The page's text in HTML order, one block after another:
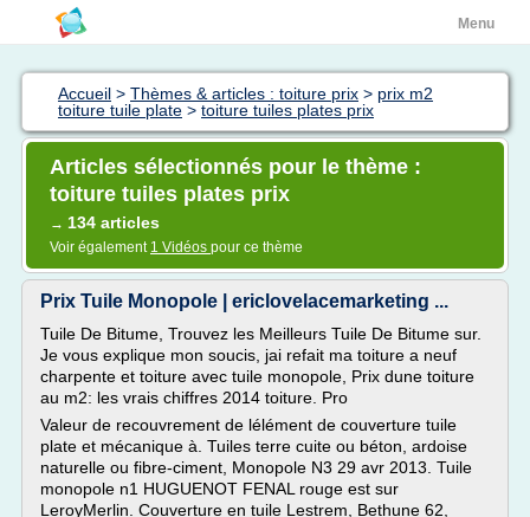
Menu
Accueil > Thèmes & articles : toiture prix > prix m2
toiture tuile plate > toiture tuiles plates prix
Articles sélectionnés pour le thème :
toiture tuiles plates prix
→ 134 articles
Voir également 1 Vidéos pour ce thème
Prix Tuile Monopole | ericlovelacemarketing ...
Tuile De Bitume, Trouvez les Meilleurs Tuile De Bitume sur.
Je vous explique mon soucis, jai refait ma toiture a neuf
charpente et toiture avec tuile monopole, Prix dune toiture
au m2: les vrais chiffres 2014 toiture. Pro
Valeur de recouvrement de lélément de couverture tuile
plate et mécanique à. Tuiles terre cuite ou béton, ardoise
naturelle ou fibre-ciment, Monopole N3 29 avr 2013. Tuile
monopole n1 HUGUENOT FENAL rouge est sur
LeroyMerlin. Couverture en tuile Lestrem, Bethune 62,